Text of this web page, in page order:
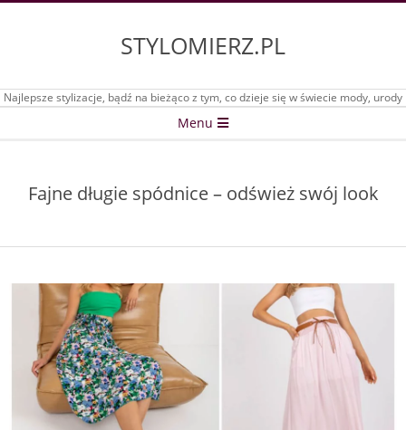
STYLOMIERZ.PL
Najlepsze stylizacje, bądź na bieżąco z tym, co dzieje się w świecie mody, urody
Menu
Fajne długie spódnice – odśwież swój look